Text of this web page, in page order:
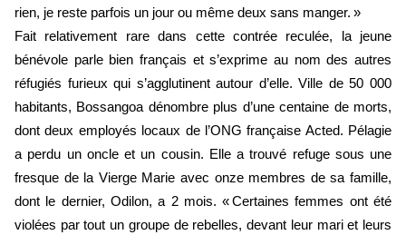
rien, je reste parfois un jour ou même deux sans manger. »
Fait relativement rare dans cette contrée reculée, la jeune
bénévole parle bien français et s’exprime au nom des autres
réfugiés furieux qui s’agglutinent autour d’elle. Ville de 50 000
habitants, Bossangoa dénombre plus d’une centaine de morts,
dont deux employés locaux de l’ONG française Acted. Pélagie
a perdu un oncle et un cousin. Elle a trouvé refuge sous une
fresque de la Vierge Marie avec onze membres de sa famille,
dont le dernier, Odilon, a 2 mois. « Certaines femmes ont été
violées par tout un groupe de rebelles, devant leur mari et leurs